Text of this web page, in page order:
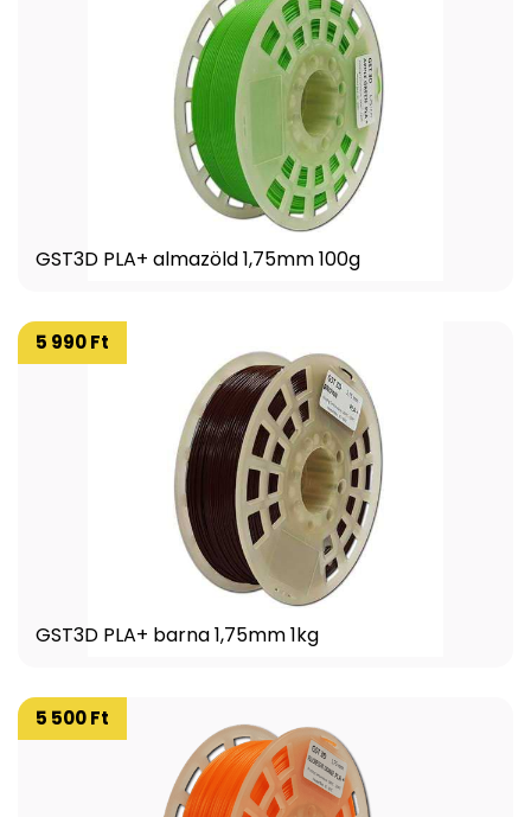
GST3D PLA+ almazöld 1,75mm 100g
GST3D PLA+ barna 1,75mm 1kg
5 990 Ft
5 500 Ft